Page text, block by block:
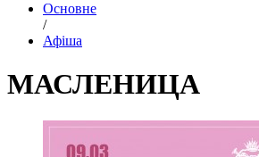
Основне
/
Афіша
МАСЛЕНИЦА